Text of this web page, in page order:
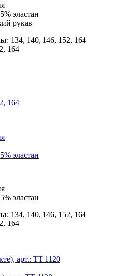
эластан
рукав
: 134, 140, 146, 152, 164
164
164
эластан
эластан
: 134, 140, 146, 152, 164
164